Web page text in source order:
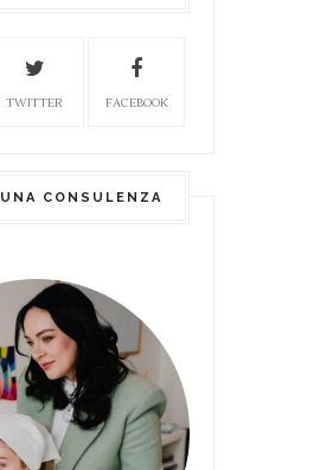
TWITTER FACEBOOK
CONSULENZA